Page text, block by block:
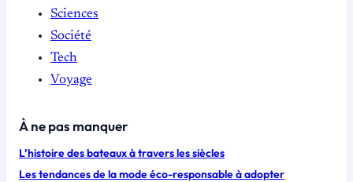
Sciences
Société
Tech
Voyage
À ne pas manquer
L’histoire des bateaux à travers les siècles
Les tendances de la mode éco-responsable à adopter